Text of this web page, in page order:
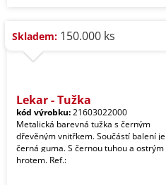
Skladem: 150.000 ks
Lekar - Tužka
kód výrobku:21603022000
Metalická barevná tužka s černým
dřevěným vnitřkem. Součástí balení je
černá guma. S černou tuhou a ostrým
hrotem. Ref.: